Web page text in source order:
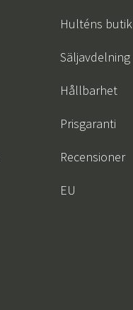
Hulténs butik
Säljavdelning
Hållbarhet
Prisgaranti
Recensioner
EU